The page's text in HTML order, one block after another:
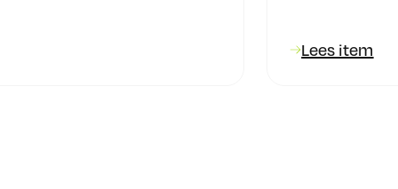
Lees item